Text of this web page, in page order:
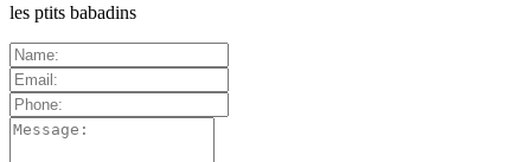
les ptits babadins